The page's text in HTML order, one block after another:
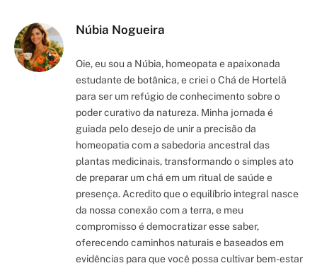
Núbia Nogueira
Oie, eu sou a Núbia, homeopata e apaixonada
estudante de botânica, e criei o Chá de Hortelã
para ser um refúgio de conhecimento sobre o
poder curativo da natureza. Minha jornada é
guiada pelo desejo de unir a precisão da
homeopatia com a sabedoria ancestral das
plantas medicinais, transformando o simples ato
de preparar um chá em um ritual de saúde e
presença. Acredito que o equilíbrio integral nasce
da nossa conexão com a terra, e meu
compromisso é democratizar esse saber,
oferecendo caminhos naturais e baseados em
evidências para que você possa cultivar bem-estar